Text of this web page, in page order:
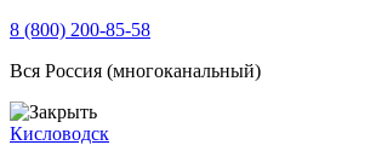
8 (800) 200-85-58
Вся Россия (многоканальный)
Кисловодск